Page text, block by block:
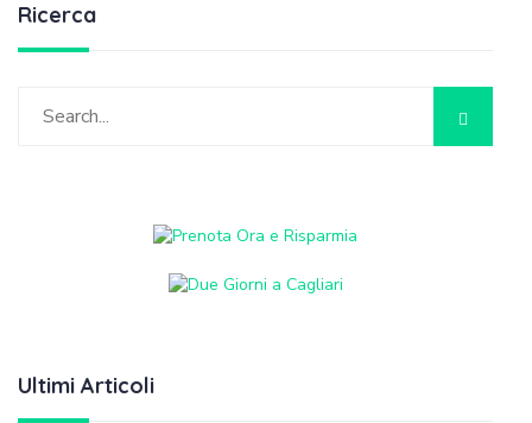
Ricerca
Ultimi Articoli